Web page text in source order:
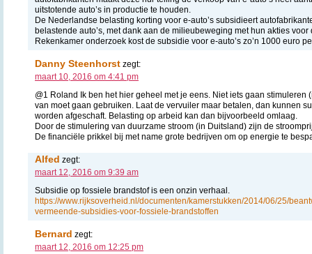
uitstotende auto’s in productie te houden.
De Nederlandse belasting korting voor e-auto’s subsidieert
belastende auto’s, met dank aan de milieubeweging met hun akties
Rekenkamer onderzoek kost de subsidie voor e-auto’s zo’n 1000 euro
Danny Steenhorst zegt:
maart 10, 2016 om 4:41 pm
@1 Roland Ik ben het hier geheel met je eens. Niet iets gaan stimuleren
van moet gaan gebruiken. Laat de vervuiler maar betalen, dan kunnen
worden afgeschaft. Belasting op arbeid kan dan bijvoorbeeld omlaag.
Door de stimulering van duurzame stroom (in Duitsland) zijn de
De financiële prikkel bij met name grote bedrijven om op energie te
Alfed zegt:
maart 12, 2016 om 9:39 am
Subsidie op fossiele brandstof is een onzin verhaal.
https://www.rijksoverheid.nl/documenten/kamerstukken/2014/06/25/
vermeende-subsidies-voor-fossiele-brandstoffen
Bernard zegt:
maart 12, 2016 om 12:25 pm